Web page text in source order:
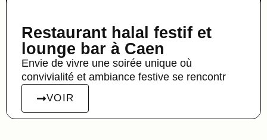
Restaurant halal festif et
lounge bar à Caen
Envie de vivre une soirée unique où
convivialité et ambiance festive se rencontr
VOIR